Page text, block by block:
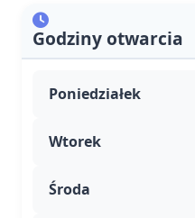
Godziny otwarcia
Poniedziałek
Wtorek
Środa